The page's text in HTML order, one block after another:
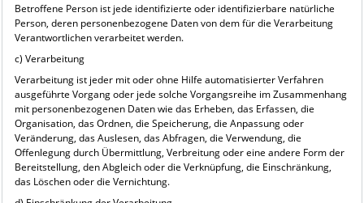
Betroffene Person ist jede identifizierte oder identifizierbare natürliche
Person, deren personenbezogene Daten von dem für die Verarbeitung
Verantwortlichen verarbeitet werden.
c) Verarbeitung
Verarbeitung ist jeder mit oder ohne Hilfe automatisierter Verfahren
ausgeführte Vorgang oder jede solche Vorgangsreihe im Zusammenhang
mit personenbezogenen Daten wie das Erheben, das Erfassen, die
Organisation, das Ordnen, die Speicherung, die Anpassung oder
Veränderung, das Auslesen, das Abfragen, die Verwendung, die
Offenlegung durch Übermittlung, Verbreitung oder eine andere Form der
Bereitstellung, den Abgleich oder die Verknüpfung, die Einschränkung,
das Löschen oder die Vernichtung.